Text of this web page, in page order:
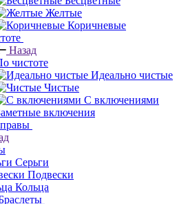
Желтые
Коричневые
Назад
чистоте
Идеально чистые
Чистые
С включениями
включения
Серьги
Подвески
Кольца